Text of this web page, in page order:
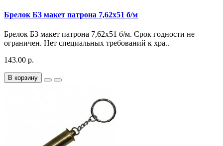
Брелок Б3 макет патрона 7,62х51 б/м
Брелок Б3 макет патрона 7,62х51 б/м. Срок годности не
ограничен. Нет специальных требований к хра..
143.00 р.
В корзину